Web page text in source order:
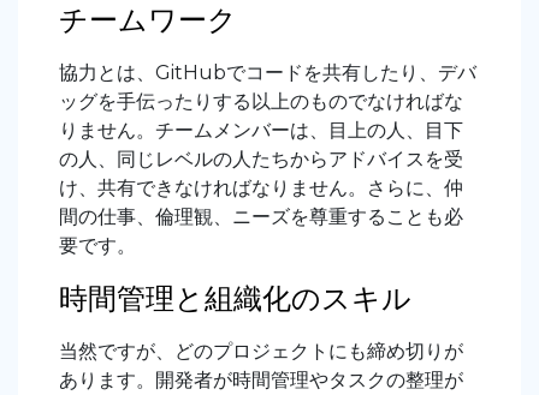
チームワーク
協力とは、GitHubでコードを共有したり、デバ
ッグを手伝ったりする以上のものでなければな
りません。チームメンバーは、目上の人、目下
の人、同じレベルの人たちからアドバイスを受
け、共有できなければなりません。さらに、仲
間の仕事、倫理観、ニーズを尊重することも必
要です。
時間管理と組織化のスキル
当然ですが、どのプロジェクトにも締め切りが
あります。開発者が時間管理やタスクの整理が